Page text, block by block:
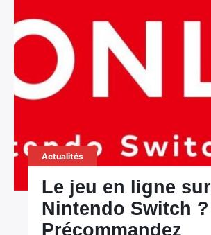
Actualités
Le jeu en ligne sur
Nintendo Switch ?
Précommandez